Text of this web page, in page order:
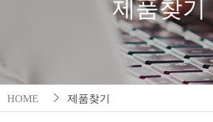
제품찾기
HOME 제품찾기